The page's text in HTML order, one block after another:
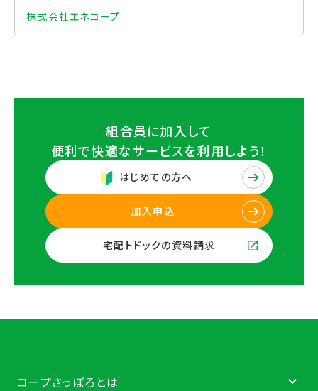
株式会社エネコープ
組合員に加入して
便利で快適なサービスを利用しよう！
はじめての方へ
加入申込
宅配トドックの資料請求
コープさっぽろとは